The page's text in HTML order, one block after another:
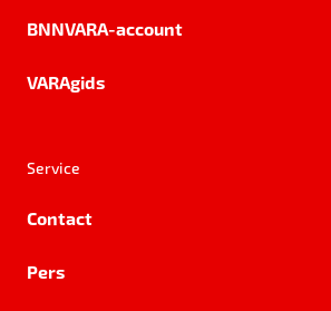
BNNVARA-account
VARAgids
Service
Contact
Pers